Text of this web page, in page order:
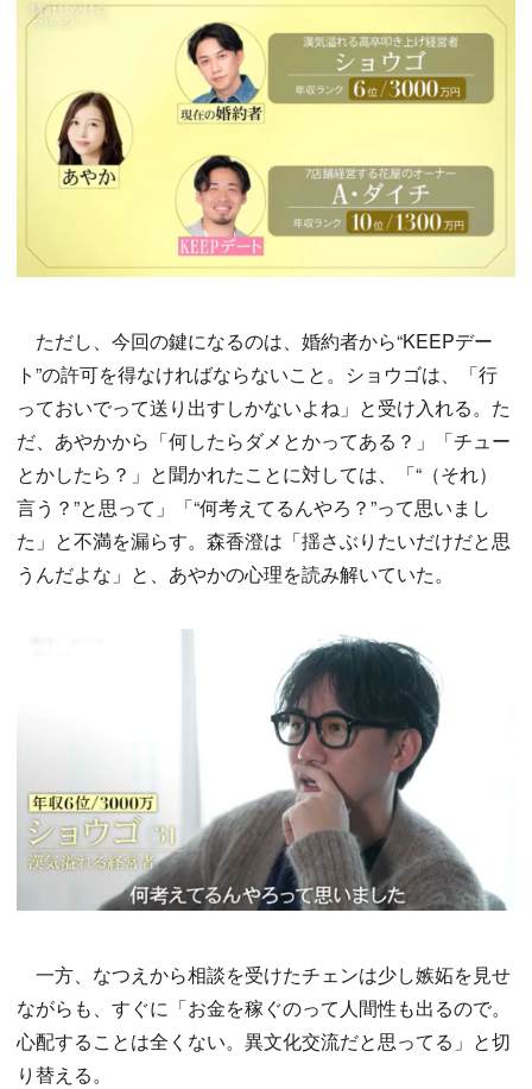
ただし、今回の鍵になるのは、婚約者から“KEEPデー
ト”の許可を得なければならないこと。ショウゴは、「行
っておいでって送り出すしかないよね」と受け入れる。た
だ、あやかから「何したらダメとかってある？」「チュー
とかしたら？」と聞かれたことに対しては、「“（それ）
言う？”と思って」「“何考えてるんやろ？”って思いまし
た」と不満を漏らす。森香澄は「揺さぶりたいだけだと思
うんだよな」と、あやかの心理を読み解いていた。
一方、なつえから相談を受けたチェンは少し嫉妬を見せ
ながらも、すぐに「お金を稼ぐのって人間性も出るので。
心配することは全くない。異文化交流だと思ってる」と切
り替える。